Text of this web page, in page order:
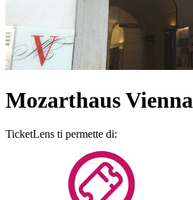
Mozarthaus Vienna
TicketLens ti permette di: